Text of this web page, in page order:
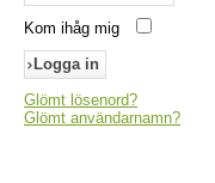
Kom ihåg mig
Glömt lösenord?
Glömt användarnamn?